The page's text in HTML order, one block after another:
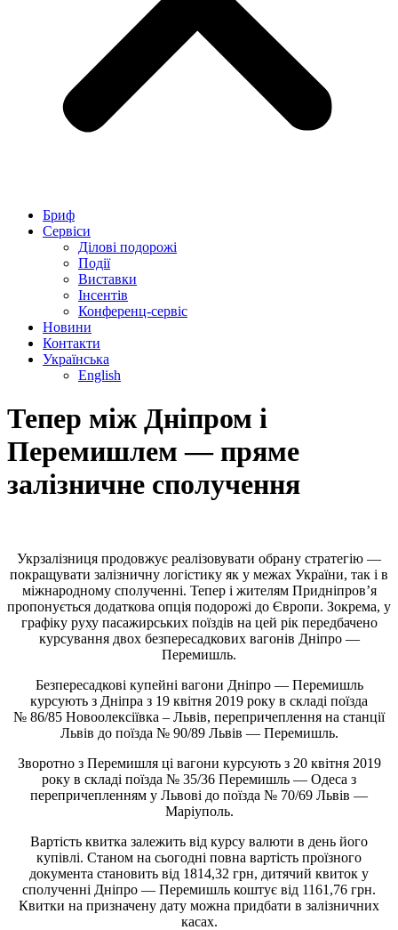
Бриф
Сервіси
Ділові подорожі
Події
Виставки
Інсентів
Конференц-сервіс
Новини
Контакти
Українська
English
Тепер між Дніпром і
Перемишлем — пряме
залізничне сполучення
Укрзалізниця продовжує реалізовувати обрану стратегію —
покращувати залізничну логістику як у межах України, так і в
міжнародному сполученні. Тепер і жителям Придніпров’я
пропонується додаткова опція подорожі до Європи. Зокрема, у
графіку руху пасажирських поїздів на цей рік передбачено
курсування двох безпересадкових вагонів Дніпро —
Перемишль.
Безпересадкові купейні вагони Дніпро — Перемишль
курсують з Дніпра з 19 квітня 2019 року в складі поїзда
№ 86/85 Новоолексіївка – Львів, перепричеплення на станції
Львів до поїзда № 90/89 Львів — Перемишль.
Зворотно з Перемишля ці вагони курсують з 20 квітня 2019
року в складі поїзда № 35/36 Перемишль — Одеса з
перепричепленням у Львові до поїзда № 70/69 Львів —
Маріуполь.
Вартість квитка залежить від курсу валюти в день його
купівлі. Станом на сьогодні повна вартість проїзного
документа становить від 1814,32 грн, дитячий квиток у
сполученні Дніпро — Перемишль коштує від 1161,76 грн.
Квитки на призначену дату можна придбати в залізничних
касах.